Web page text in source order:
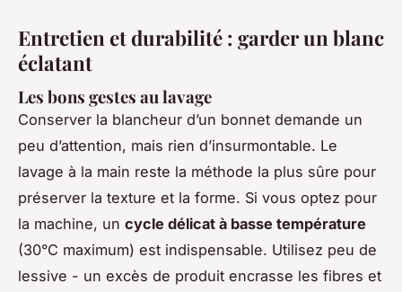
Entretien et durabilité : garder un blanc
éclatant
Les bons gestes au lavage
Conserver la blancheur d’un bonnet demande un
peu d’attention, mais rien d’insurmontable. Le
lavage à la main reste la méthode la plus sûre pour
préserver la texture et la forme. Si vous optez pour
la machine, un cycle délicat à basse température
(30°C maximum) est indispensable. Utilisez peu de
lessive - un excès de produit encrasse les fibres et